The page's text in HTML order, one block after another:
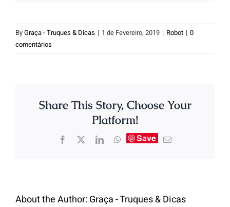
ByGraça - Truques & Dicas | 1 de Fevereiro, 2019 | Robot | 0
comentários
Share This Story, Choose Your
Platform!
Save
About the Author:Graça - Truques & Dicas